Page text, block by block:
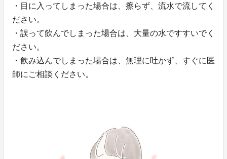
・目に入ってしまった場合は、擦らず、流水で流してく
ださい。
・誤って飲んでしまった場合は、大量の水ですすいでく
ださい。
・飲み込んでしまった場合は、無理に吐かず、すぐに医
師にご相談ください。